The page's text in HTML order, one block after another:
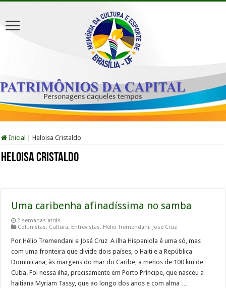
Inicial Heloisa Cristaldo
Heloisa Cristaldo
Uma caribenha afinadíssima no samba
2 semanas atrás
Colunistas, Cultura, Entrevistas, Hélio Tremendani, José Cruz
Por Hélio Tremendani e José Cruz A ilha Hispaniola é uma só, mas
com uma fronteira que divide dois países, o Haiti e a República
Dominicana, às margens do mar do Caribe, a menos de 100 km de
Cuba. Foi nessa ilha, precisamente em Porto Príncipe, que nasceu a
haitiana Myriam Tassy, que ao longo dos anos e com alma …